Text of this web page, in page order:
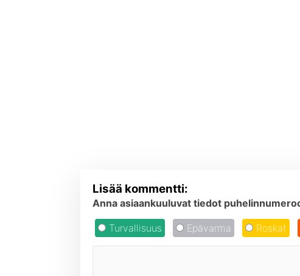
Lisää kommentti:
Anna asiaankuuluvat tiedot
Turvallisuus Epävarma Roskat